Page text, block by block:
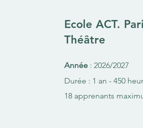
Ecole ACT.
Théâtre
Année: 2026/2027
Durée : 1 an - 450
18 apprenants